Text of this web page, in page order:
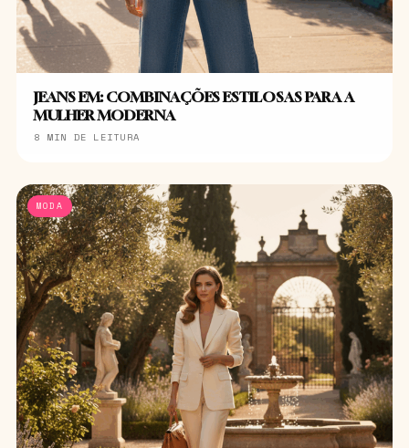
JEANS EM: COMBINAÇÕES ESTILOSAS PARA A
MULHER MODERNA
8 MIN DE LEITURA
MODA